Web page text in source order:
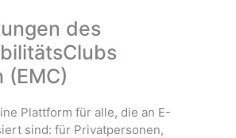
des
(EMC)
Plattform für alle, die an E-
sind: für Privatpersonen,